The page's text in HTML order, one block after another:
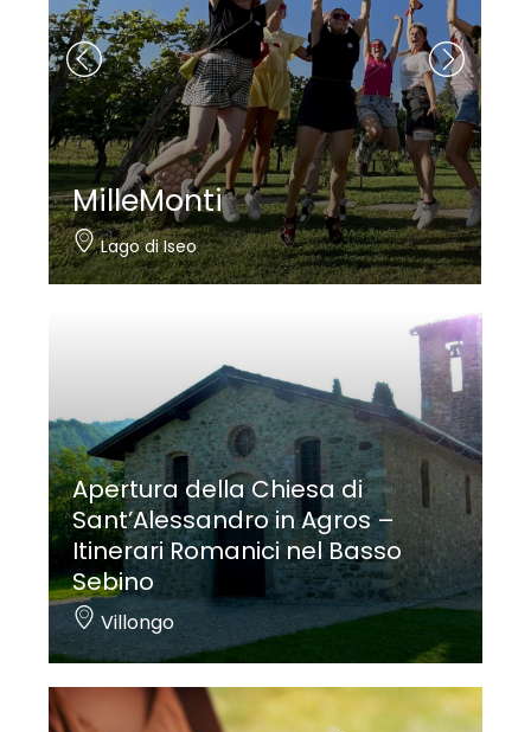
Nautica Bertelli
Paratico
Apertura della Chiesa di
Sant’Alessandro in Agros –
Itinerari Romanici nel Basso
Sebino
Villongo